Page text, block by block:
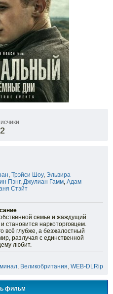
2
, Трэйси Шоу, Эльвира
Пэнг, Джулиан Гамм, Адам
Стэйт
семье и жаждущий
становится наркоторговцем.
всё глубже, а безжалостный
разлучая с единственной
любит.
, Великобритания, WEB-DLRip
фильм